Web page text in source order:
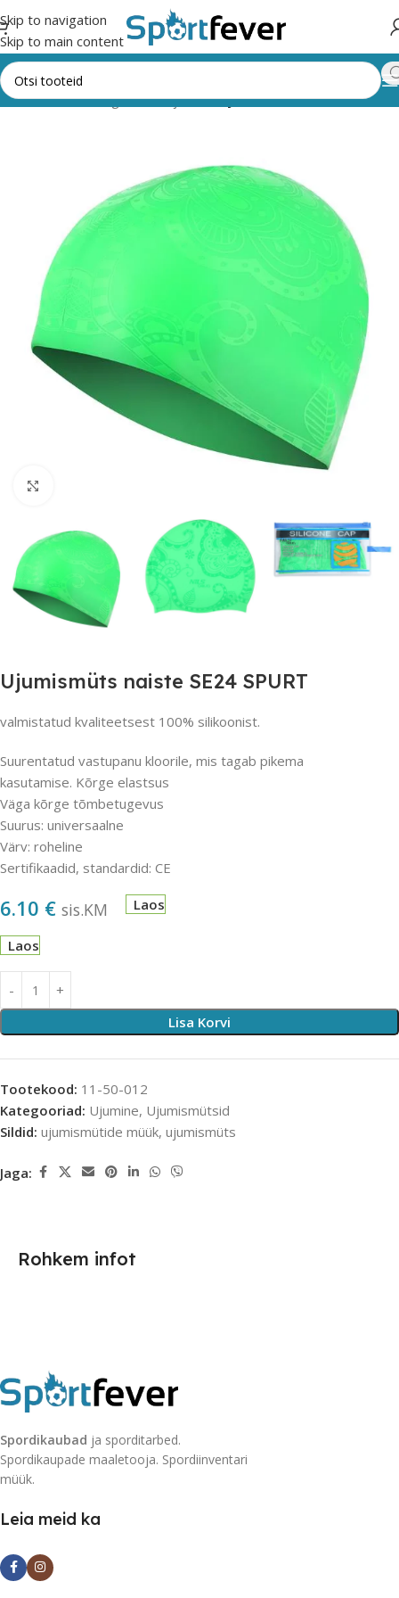
Skip to navigation
Skip to main content
Esileht Kõik kategooriad Ujumine Ujumismütsid
Ujumismüts naiste SE24 SPURT
valmistatud kvaliteetsest 100% silikoonist.
Suurentatud vastupanu kloorile, mis tagab pikema
kasutamise. Kõrge elastsus
Väga kõrge tõmbetugevus
Suurus: universaalne
Värv: roheline
Sertifikaadid, standardid: CE
6.10 € sis.KM Laos
Laos
Lisa Korvi
Tootekood: 11-50-012
Kategooriad: Ujumine, Ujumismütsid
Sildid: ujumismütide müük, ujumismüts
Jaga:
Rohkem infot
Spordikaubad ja sporditarbed.
Spordikaupade maaletooja. Spordiinventari
müük.
Leia meid ka